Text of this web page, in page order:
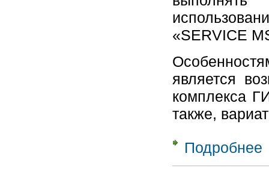
«SERVICE
является
комплекса
также,
Подробнее